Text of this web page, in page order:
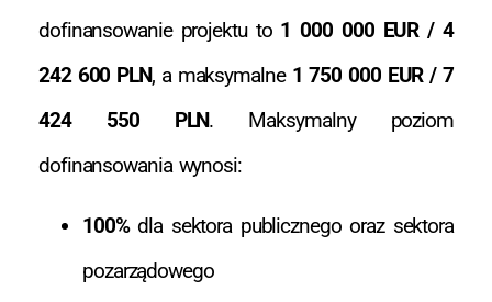
dofinansowanie projektu to 1 000 000 EUR / 4
242 600 PLN, a maksymalne 1 750 000 EUR / 7
424 550 PLN. Maksymalny poziom
dofinansowania wynosi:
100%dla sektora publicznego oraz sektora
pozarządowego